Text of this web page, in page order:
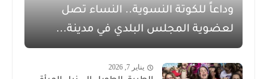
وداعاً للكوتة النسوية.. النساء تصل
لعضوية المجلس البلدي في مدينة...
يناير 7, 2026